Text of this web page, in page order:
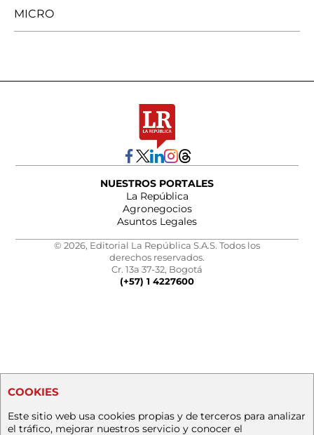
MICRO
NUESTROS PORTALES
La República
Agronegocios
Asuntos Legales
© 2026, Editorial La República S.A.S. Todos los
derechos reservados.
Cr. 13a 37-32, Bogotá
(+57) 1 4227600
COOKIES
Este sitio web usa cookies propias y de terceros para analizar
el tráfico, mejorar nuestros servicio y conocer el